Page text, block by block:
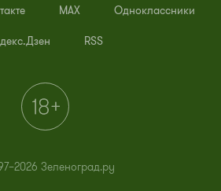
MAX Одноклассники
RSS
Зеленоград.ру